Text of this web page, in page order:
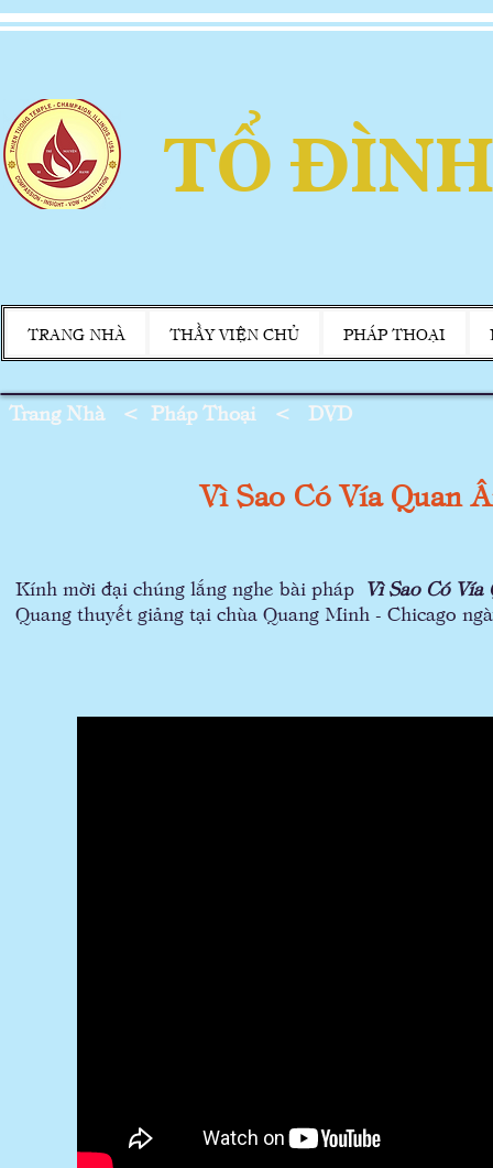
TỔ
TRANG NHÀ THẦY VIỆN CHỦ PHÁP THOẠI
Trang Nhà < Pháp Thoại < DVD
Vì Sao Có Vía Quan
Kính mời đại chúng lắng nghe bài pháp Vì Sao Có Vía
Quang thuyết giảng tại chùa Quang Minh - Chicago